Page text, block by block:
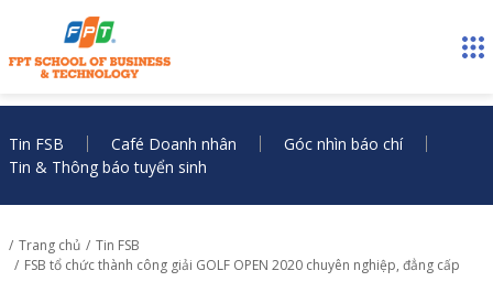
Tin FSB Café Doanh nhân
Góc nhìn báo chí
Tin & Thông báo tuyển sinh
Trang chủ
Tin FSB
FSB tổ chức thành công giải GOLF OPEN 2020 chuyên nghiệp, đẳng cấp